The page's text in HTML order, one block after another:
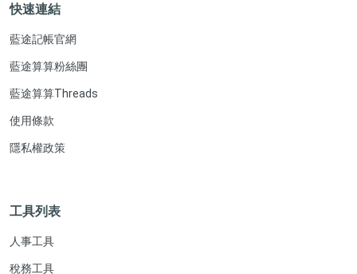
快速連結
藍途記帳官網
藍途算算粉絲團
藍途算算Threads
使用條款
隱私權政策
工具列表
人事工具
稅務工具